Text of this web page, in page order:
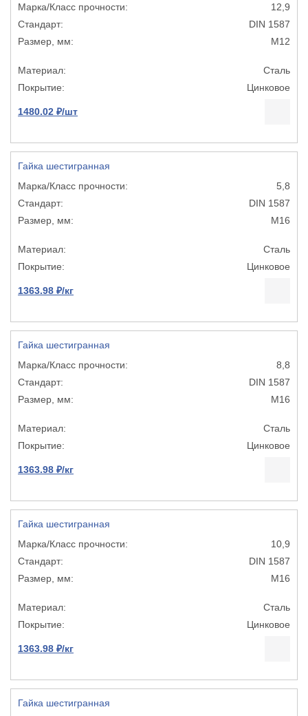
12,9
DIN 1587
М12
Сталь
Цинковое
1480.02 ₽/шт
Гайка шестигранная
5,8
DIN 1587
М16
Сталь
Цинковое
1363.98 ₽/кг
Гайка шестигранная
8,8
DIN 1587
М16
Сталь
Цинковое
1363.98 ₽/кг
Гайка шестигранная
10,9
DIN 1587
М16
Сталь
Цинковое
1363.98 ₽/кг
Гайка шестигранная